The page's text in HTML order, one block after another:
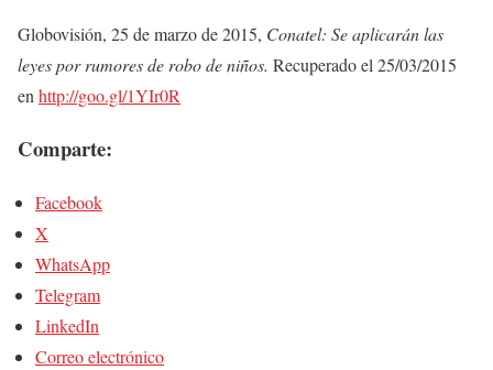
Globovisión, 25 de marzo de 2015, Conatel: Se aplicarán las
leyes por rumores de robo de niños. Recuperado el 25/03/2015
en http://goo.gl/1YIr0R
Comparte:
Facebook
X
WhatsApp
Telegram
LinkedIn
Correo electrónico